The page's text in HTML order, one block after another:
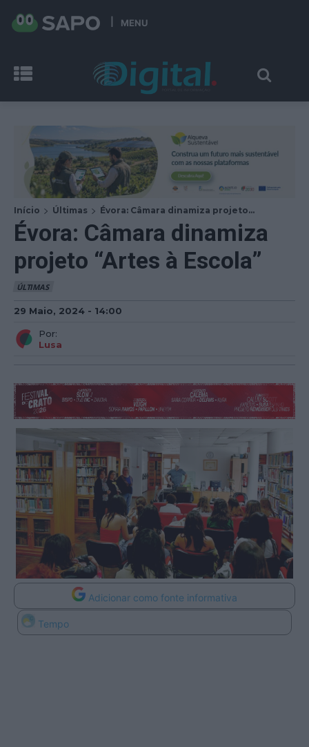
MENU
Início Últimas Évora: Câmara dinamiza projeto...
Évora: Câmara dinamiza
projeto “Artes à Escola”
ÚLTIMAS
29 Maio, 2024 - 14:00
Por:
Lusa
Adicionar como fonte informativa
Tempo